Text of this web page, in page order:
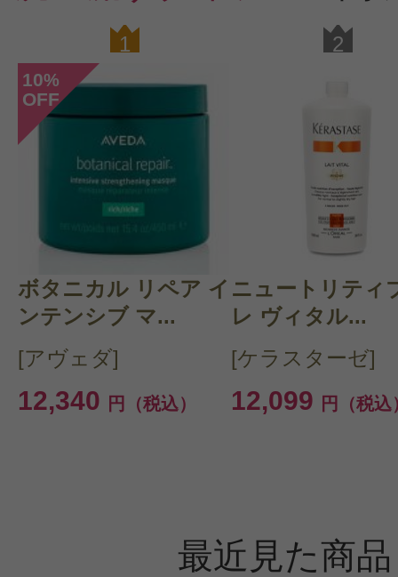
クチコミを投稿する
らクチコミ投稿すると1 商品に
ントプレゼント！
1
10%
OFF
ボタニカル リペア イ
ンテンシブ マ...
[アヴェダ]
12,340 円（税込）
2
ニュートリティ
レ ヴィタル...
[ケラスターゼ]
12,099 円（税込
最近見た商品